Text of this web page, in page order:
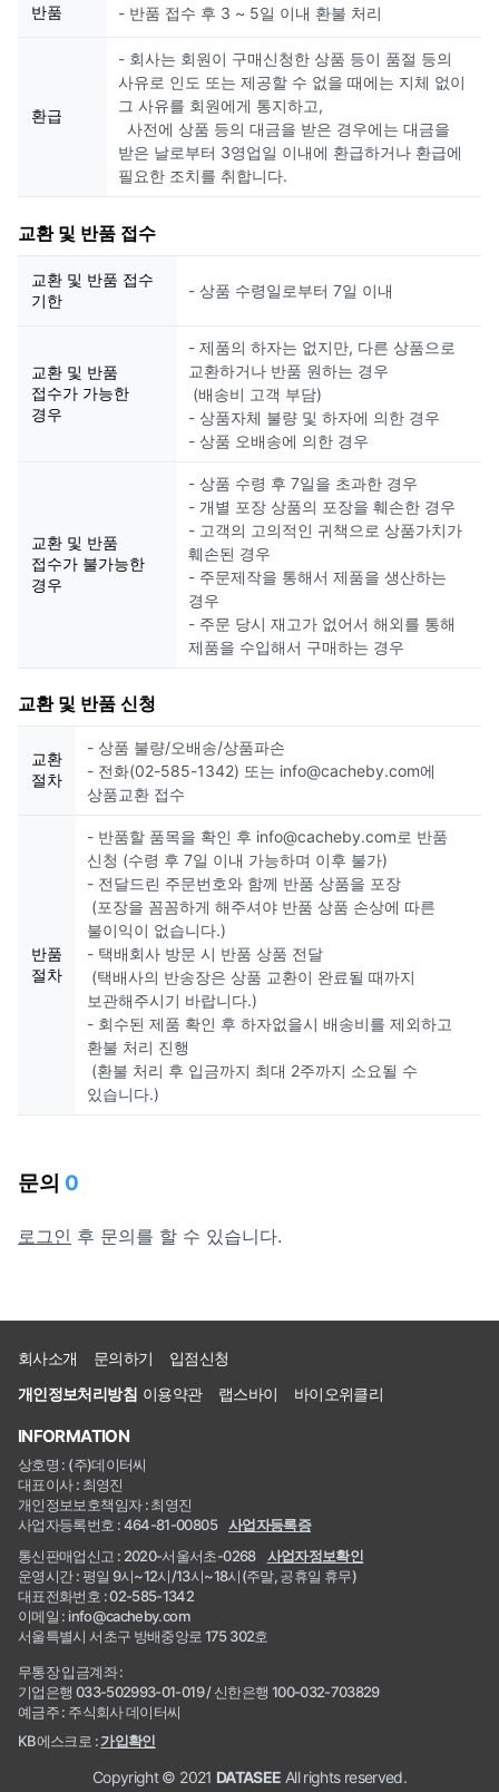
반품 - 반품 접수 후 3 ~ 5일 이내 환불 처리
환급
- 회사는 회원이 구매신청한 상품 등이 품절 등의
사유로 인도 또는 제공할 수 없을 때에는 지체 없이
그 사유를 회원에게 통지하고,
사전에 상품 등의 대금을 받은 경우에는 대금을
받은 날로부터 3영업일 이내에 환급하거나 환급에
필요한 조치를 취합니다.
교환 및 반품 접수
교환 및 반품 접수
기한
- 상품 수령일로부터 7일 이내
교환 및 반품
접수가 가능한
경우
- 제품의 하자는 없지만, 다른 상품으로
교환하거나 반품 원하는 경우
(배송비 고객 부담)
- 상품자체 불량 및 하자에 의한 경우
- 상품 오배송에 의한 경우
교환 및 반품
접수가 불가능한
경우
- 상품 수령 후 7일을 초과한 경우
- 개별 포장 상품의 포장을 훼손한 경우
- 고객의 고의적인 귀책으로 상품가치가
훼손된 경우
- 주문제작을 통해서 제품을 생산하는
경우
- 주문 당시 재고가 없어서 해외를 통해
제품을 수입해서 구매하는 경우
교환 및 반품 신청
교환
절차
- 상품 불량/오배송/상품파손
- 전화(02-585-1342) 또는 info@cacheby.com에
상품교환 접수
반품
절차
- 반품할 품목을 확인 후 info@cacheby.com로 반품
신청 (수령 후 7일 이내 가능하며 이후 불가)
- 전달드린 주문번호와 함께 반품 상품을 포장
(포장을 꼼꼼하게 해주셔야 반품 상품 손상에 따른
불이익이 없습니다.)
- 택배회사 방문 시 반품 상품 전달
(택배사의 반송장은 상품 교환이 완료될 때까지
보관해주시기 바랍니다.)
- 회수된 제품 확인 후 하자없을시 배송비를 제외하고
환불 처리 진행
(환불 처리 후 입금까지 최대 2주까지 소요될 수
있습니다.)
문의 0
로그인 후 문의를 할 수 있습니다.
회사소개 문의하기
입점신청
개인정보처리방침 이용약관 랩스바이 바이오위클리
INFORMATION
상호명 : (주)데이터씨
대표이사 : 최영진
개인정보보호책임자 : 최영진
사업자등록번호 : 464-81-00805
사업자등록증
통신판매업신고 : 2020-서울서초-0268
사업자정보확인
운영시간 : 평일 9시~12시/13시~18시(주말, 공휴일 휴무)
대표전화번호 : 02-585-1342
이메일 : info@cacheby.com
서울특별시 서초구 방배중앙로 175 302호
무통장 입금계좌 :
기업은행 033-502993-01-019 / 신한은행 100-032-703829
예금주 : 주식회사 데이터씨
KB에스크로 :가입확인
Copyright © 2021 DATASEE All rights reserved.